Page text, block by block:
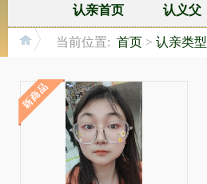
认亲首页 认义父
当前位置: 首页 > 认亲类型